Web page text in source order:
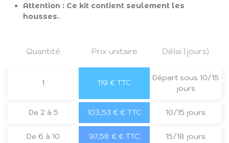
Attention : Ce kit contient seulement les
housses.
Quantité Prix unitaire Délai (jours)
1 119 € TTC
Départ sous 10/15
jours
De 2 à 5 103,53 € € TTC 10/15 jours
De 6 à 10 97,58 € € TTC 15/18 jours